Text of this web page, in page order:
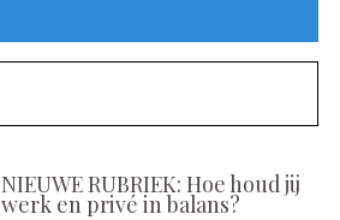
NIEUWE RUBRIEK: Hoe houd jij
werk en privé in balans?